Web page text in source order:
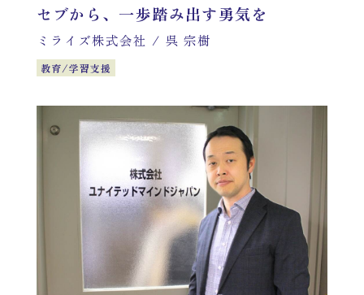
セブから、一歩踏み出す勇気を
ミライズ株式会社 / 呉 宗樹
教育/学習支援